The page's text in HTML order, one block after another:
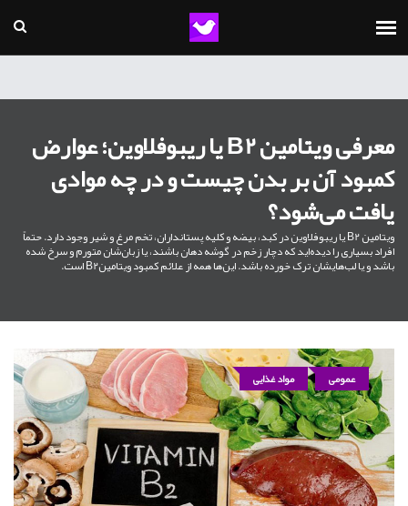
معرفی ویتامین B2 یا ریبوفلاوین؛ عوارض
کمبود آن بر بدن چیست و در چه موادی
یافت می‌شود؟
ویتامین B2 یا ریبوفلاوین در کبد، بیضه و کلیه پستانداران، تخم مرغ و شیر وجود دارد. حتماً
افراد بسیاری را دیده‌اید که دچار زخم در گوشه دهان باشند، یا زبان‌شان متورم و سرخ شده
باشد و یا لب‌هایشان ترک خورده باشد. این‌ها همه از علائم کمبود ویتامینB2 است.
عمومی مواد غذایی